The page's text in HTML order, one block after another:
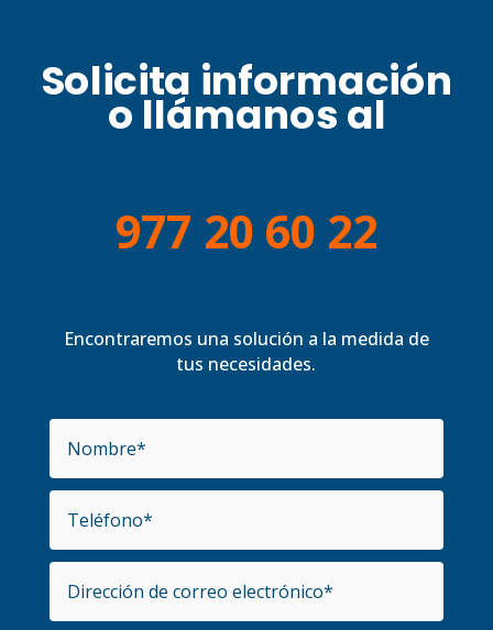
Solicita información
o llámanos al
977 20 60 22
Encontraremos una solución a la medida de
tus necesidades.